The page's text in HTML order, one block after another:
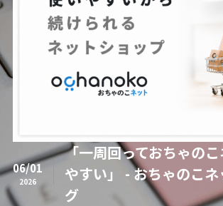
06/01
2026
「一周回っておちゃの
やすい」 - おちゃのこ
グ